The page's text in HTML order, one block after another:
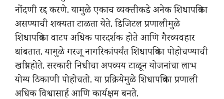
नोंदणी रद्द करणे. यामुळे एकाच व्यक्तीकडे अनेक शिधापत्रिका
असण्याची शक्यता टाळता येते. डिजिटल प्रणालीमुळे
शिधापत्रिका वाटप अधिक पारदर्शक होते आणि गैरव्यवहार
थांबतात. यामुळे गरजू नागरिकांपर्यंत शिधापत्रिका पोहोचण्याची
खात्री होते. सरकारी निधीचा अपव्यय टाळून योजनांचा लाभ
योग्य ठिकाणी पोहोचतो. या प्रक्रियेमुळे शिधापत्रिका प्रणाली
अधिक विश्वासार्ह आणि कार्यक्षम बनते.